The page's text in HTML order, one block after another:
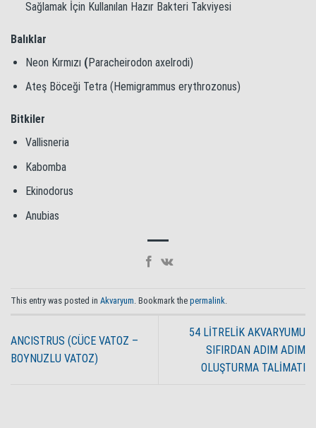
Sağlamak İçin Kullanılan Hazır Bakteri Takviyesi
Balıklar
Neon Kırmızı (Paracheirodon axelrodi)
Ateş Böceği Tetra (Hemigrammus erythrozonus)
Bitkiler
Vallisneria
Kabomba
Ekinodorus
Anubias
This entry was posted in Akvaryum . Bookmark the permalink
ANCISTRUS (CÜCE VATOZ –
BOYNUZLU VATOZ)
54 LİTRELİK AKVARYUMU
SIFIRDAN ADIM ADIM
OLUŞTURMA TALİMATI